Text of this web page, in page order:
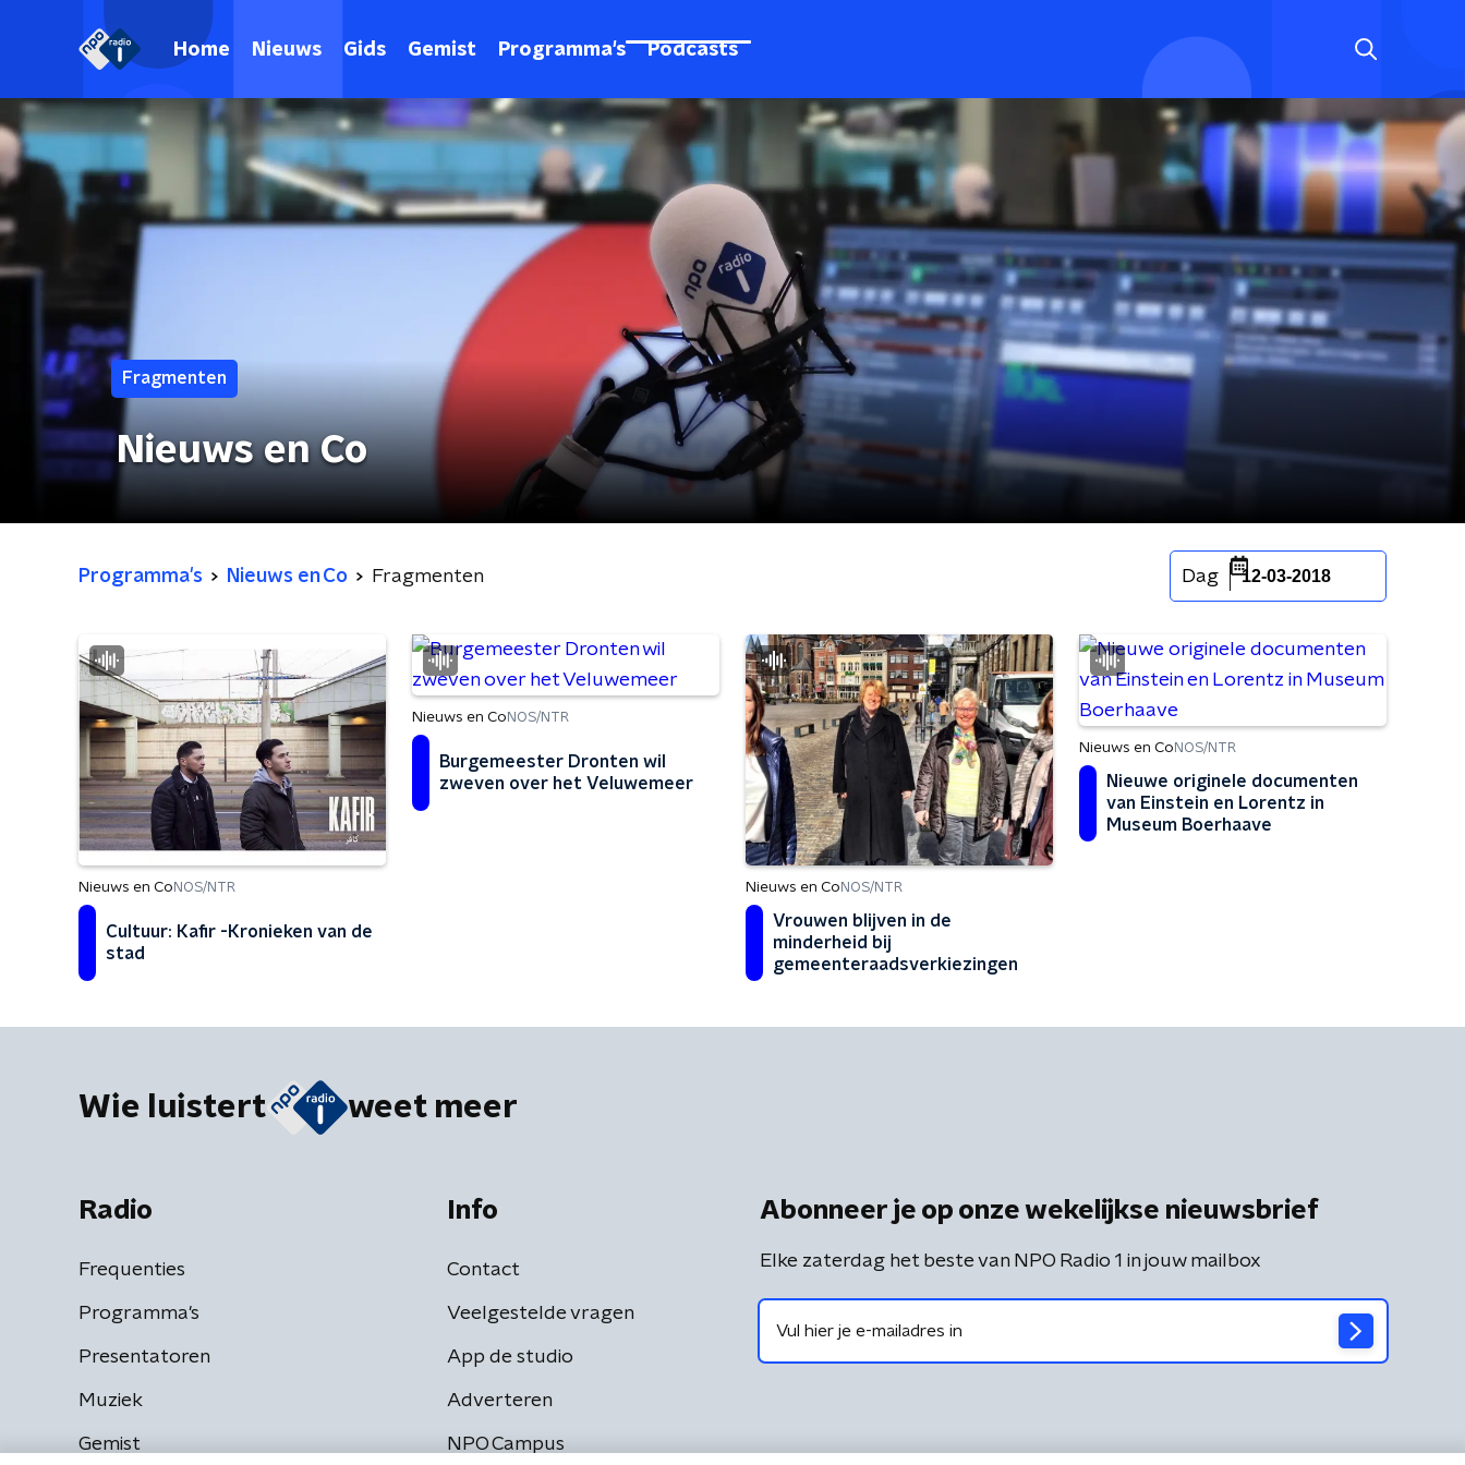
Home Nieuws Gids Gemist Programma's Podcasts
Fragmenten
Nieuws en Co
Programma's Nieuws en Co Fragmenten Dag 12-03-2018
Nieuws en Co NOS/NTR
Cultuur: Kafir -Kronieken van de
stad
Nieuws en Co NOS/NTR
Burgemeester Dronten wil
zweven over het Veluwemeer
Nieuws en Co NOS/NTR
Vrouwen blijven in de
minderheid bij
gemeenteraadsverkiezingen
Nieuws en Co NOS/NTR
Nieuwe originele documenten
van Einstein en Lorentz in
Museum Boerhaave
Wie luistert weet meer
Radio
Frequenties
Programma's
Presentatoren
Muziek
Gemist
Info
Contact
Veelgestelde vragen
App de studio
Adverteren
NPO Campus
Abonneer je op onze wekelijkse nieuwsbrief
Elke zaterdag het beste van NPO Radio 1 in jouw mailbox